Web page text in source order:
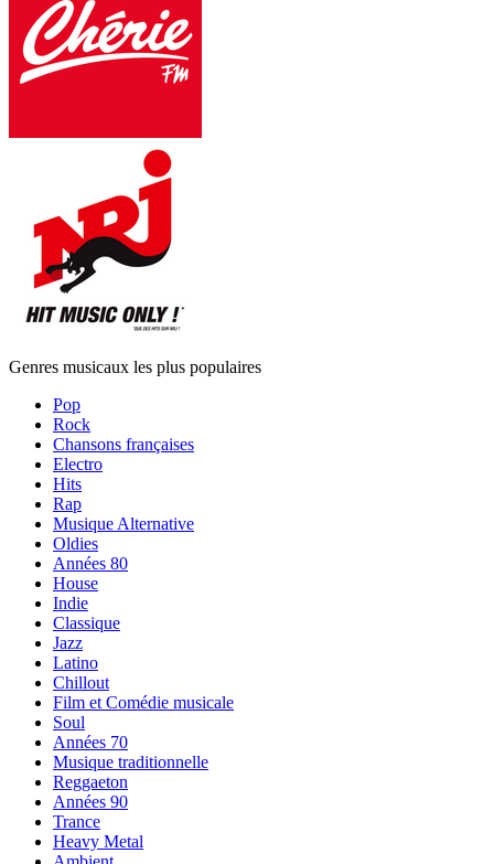
Genres musicaux les plus populaires
Pop
Rock
Chansons françaises
Electro
Hits
Rap
Musique Alternative
Oldies
Années 80
House
Indie
Classique
Jazz
Latino
Chillout
Film et Comédie musicale
Soul
Années 70
Musique traditionnelle
Reggaeton
Années 90
Trance
Heavy Metal